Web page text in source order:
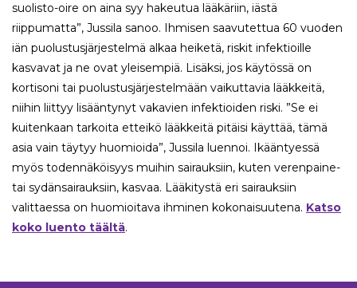
suolisto-oire on aina syy hakeutua lääkäriin, iästä
riippumatta”, Jussila sanoo. Ihmisen saavutettua 60 vuoden
iän puolustusjärjestelmä alkaa heiketä, riskit infektioille
kasvavat ja ne ovat yleisempiä. Lisäksi, jos käytössä on
kortisoni tai puolustusjärjestelmään vaikuttavia lääkkeitä,
niihin liittyy lisääntynyt vakavien infektioiden riski. ”Se ei
kuitenkaan tarkoita etteikö lääkkeitä pitäisi käyttää, tämä
asia vain täytyy huomioida”, Jussila luennoi. Ikääntyessä
myös todennäköisyys muihin sairauksiin, kuten verenpaine-
tai sydänsairauksiin, kasvaa. Lääkitystä eri sairauksiin
valittaessa on huomioitava ihminen kokonaisuutena. Katso
koko luento täältä.